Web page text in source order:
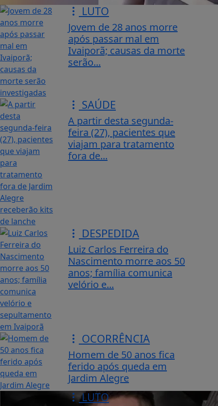
LUTO
Jovem de 28 anos morre
após passar mal em
Ivaiporã; causas da morte
serão...
SAÚDE
A partir desta segunda-
feira (27), pacientes que
viajam para tratamento
fora de...
DESPEDIDA
Luiz Carlos Ferreira do
Nascimento morre aos 50
anos; família comunica
velório e...
OCORRÊNCIA
Homem de 50 anos fica
ferido após queda em
Jardim Alegre
LUTO